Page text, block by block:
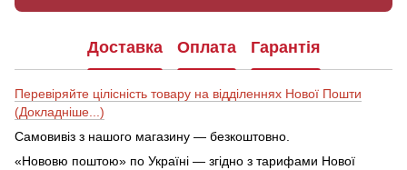
Доставка Оплата Гарантія
Перевіряйте цілісність товару на відділеннях Нової Пошти
(Докладніше...)
Самовивіз з нашого магазину — безкоштовно.
«Нововю поштою» по Україні — згідно з тарифами Нової